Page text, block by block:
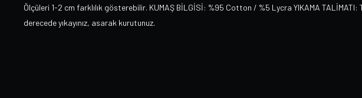
Ölçüleri 1-2 cm farklılık gösterebilir. KUMAŞ BİLGİSİ: %95 Cotton / %5 Lycra YIKAMA TALİMATI:
derecede yıkayınız, asarak kurutunuz.